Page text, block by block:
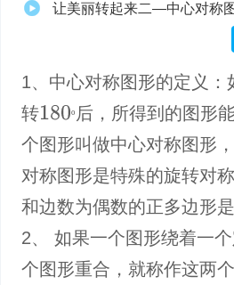
让美丽转起来二—中心对称
1、中心对称图形的定义
转
º
180º
后，所得到的图形
个图形叫做中心对称图形
对称图形是特殊的旋转对
和边数为偶数的正多边形
2、 如果一个图形绕着一
个图形重合，就称作这两